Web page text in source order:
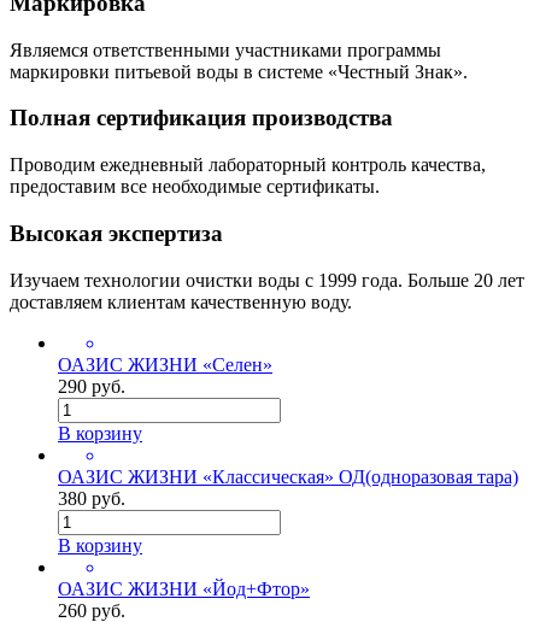
Являемся ответственными участниками программы
маркировки питьевой воды в системе «Честный Знак».
Полная сертификация производства
Проводим ежедневный лабораторный контроль качества,
предоставим все необходимые сертификаты.
Высокая экспертиза
Изучаем технологии очистки воды с 1999 года. Больше 20 лет
доставляем клиентам качественную воду.
ОАЗИС ЖИЗНИ «Селен»
290 руб.
В корзину
ОАЗИС ЖИЗНИ «Классическая» ОД(одноразовая тара)
380 руб.
В корзину
ОАЗИС ЖИЗНИ «Йод+Фтор»
260 руб.